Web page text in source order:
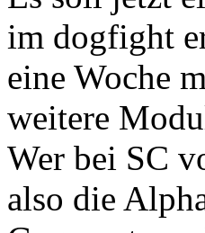
im dogfight
eine Woche
weitere
Wer bei SC
also die